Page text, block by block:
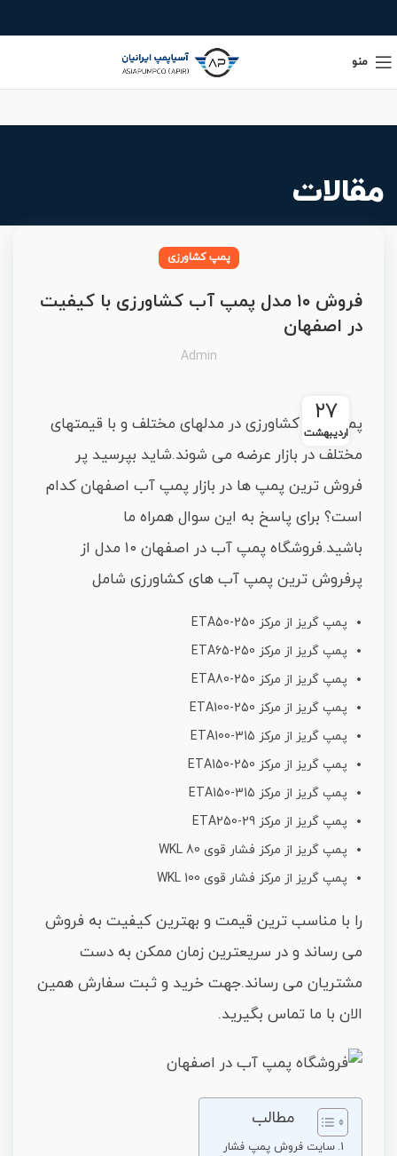
منو
مقالات
پمپ کشاورزی
فروش ۱۰ مدل پمپ آب کشاورزی با کیفیت
در اصفهان
Admin
۲۷
اردیبهشت
پمپ های کشاورزی در مدلهای مختلف و با قیمتهای
مختلف در بازار عرضه می شوند.شاید بپرسید پر
فروش ترین پمپ ها در بازار پمپ آب اصفهان کدام
است؟ برای پاسخ به این سوال همراه ما
باشید.فروشگاه پمپ آب در اصفهان ۱۰ مدل از
پرفروش ترین پمپ آب های کشاورزی شامل
پمپ گریز از مرکز ETA50-250
پمپ گریز از مرکز ETA65-250
پمپ گریز از مرکز ETA80-250
پمپ گریز از مرکز ETA100-250
پمپ گریز از مرکز ETA100-315
پمپ گریز از مرکز ETA150-250
پمپ گریز از مرکز ETA150-315
پمپ گریز از مرکز ETA250-29
پمپ گریز از مرکز فشار قوی WKL 80
پمپ گریز از مرکز فشار قوی WKL 100
را با مناسب ترین قیمت و بهترین کیفیت به فروش
می رساند و در سریعترین زمان ممکن به دست
مشتریان می رساند.جهت خرید و ثبت سفارش همین
الان با ما تماس بگیرید.
مطالب
سایت فروش پمپ فشار